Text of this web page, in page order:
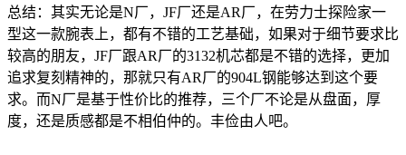
总结：其实无论是N厂，JF厂还是AR厂，在劳力士探险家一
型这一款腕表上，都有不错的工艺基础，如果对于细节要求比
较高的朋友，JF厂跟AR厂的3132机芯都是不错的选择，更加
追求复刻精神的，那就只有AR厂的904L钢能够达到这个要
求。而N厂是基于性价比的推荐，三个厂不论是从盘面，厚
度，还是质感都是不相伯仲的。丰俭由人吧。